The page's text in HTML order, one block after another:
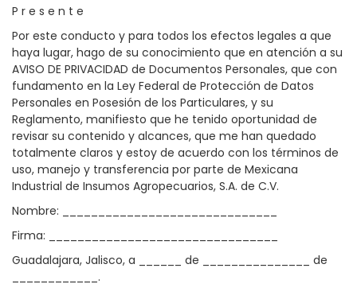
P r e s e n t e
Por este conducto y para todos los efectos legales a que
haya lugar, hago de su conocimiento que en atención a su
AVISO DE PRIVACIDAD de Documentos Personales, que con
fundamento en la Ley Federal de Protección de Datos
Personales en Posesión de los Particulares, y su
Reglamento, manifiesto que he tenido oportunidad de
revisar su contenido y alcances, que me han quedado
totalmente claros y estoy de acuerdo con los términos de
uso, manejo y transferencia por parte de Mexicana
Industrial de Insumos Agropecuarios, S.A. de C.V.
Nombre: ______________________________
Firma: ________________________________
Guadalajara, Jalisco, a ______ de _______________ de
____________.